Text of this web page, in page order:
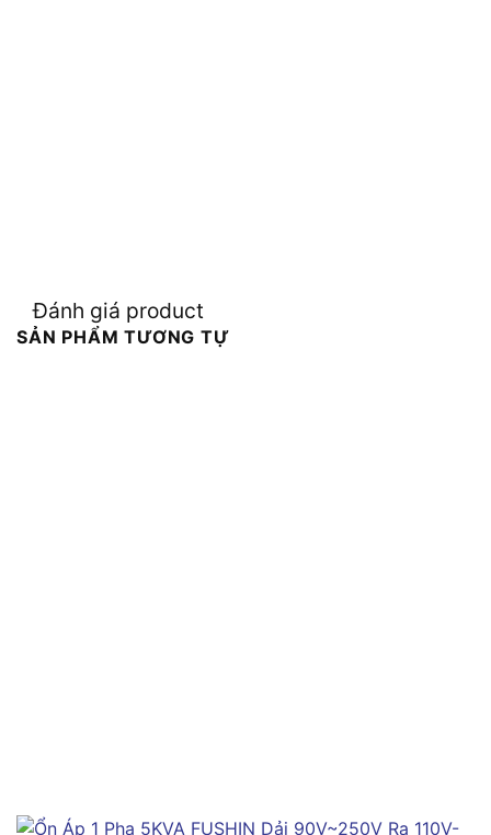
Đánh giá product
SẢN PHẨM TƯƠNG TỰ